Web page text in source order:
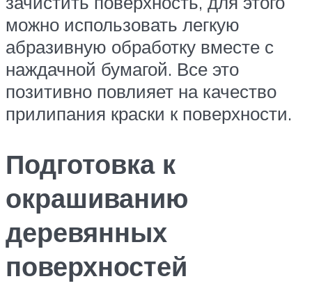
можно использовать легкую
абразивную обработку вместе с
наждачной бумагой. Все это
позитивно повлияет на качество
прилипания краски к поверхности.
Подготовка к
окрашиванию
деревянных
поверхностей